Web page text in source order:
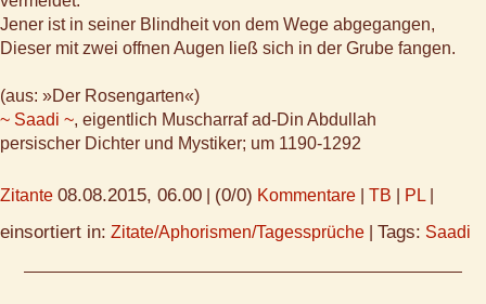
Jener ist in seiner Blindheit von dem Wege abgegangen,
Dieser mit zwei offnen Augen ließ sich in der Grube fangen.
(aus: »Der Rosengarten«)
~ Saadi ~, eigentlich Muscharraf ad-Din Abdullah
persischer Dichter und Mystiker; um 1190-1292
Zitante 08.08.2015, 06.00 (0/0) Kommentare TB PL
einsortiert in: Zitate/Aphorismen/Tagessprüche Tags: Saadi